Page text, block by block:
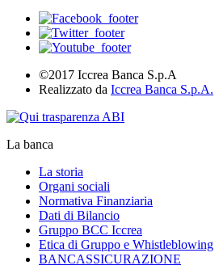
©2017 Iccrea Banca S.p.A
Realizzato da Iccrea Banca S.p.A.
La banca
La storia
Organi sociali
Normativa Finanziaria
Dati di Bilancio
Gruppo BCC Iccrea
Etica di Gruppo e Whistleblowing
BANCASSICURAZIONE